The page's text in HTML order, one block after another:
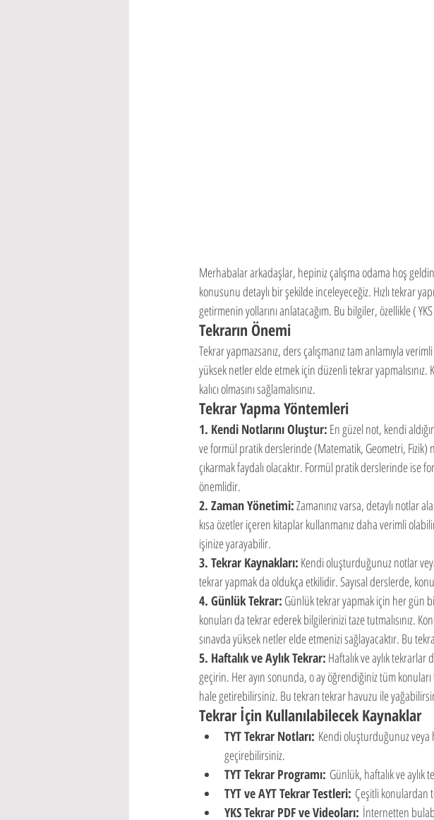
Merhabalar arkadaşlar, hepiniz çalışma odama hoş
konusunu detaylı bir şekilde inceleyeceğiz. Hızlı tekrar
getirmenin yollarını anlatacağım. Bu bilgiler, özellikle (
Tekrarın Önemi
Tekrar yapmazsanız, ders çalışmanız tam anlamıyla
yüksek netler elde etmek için düzenli tekrar
kalıcı olmasını sağlamalısınız.
Tekrar Yapma Yöntemleri
1. Kendi Notlarını Oluştur: En güzel not, kendi
ve formül pratik derslerinde (Matematik, Geometri,
çıkarmak faydalı olacaktır. Formül pratik derslerinde ise
önemlidir.
2. Zaman Yönetimi: Zamanınız varsa, detaylı notlar
kısa özetler içeren kitaplar kullanmanız daha verimli
işinize yarayabilir.
3. Tekrar Kaynakları: Kendi oluşturduğunuz notlar
tekrar yapmak da oldukça etkilidir. Sayısal derslerde,
4. Günlük Tekrar: Günlük tekrar yapmak için her gün
konuları da tekrar ederek bilgilerinizi taze tutmalısınız.
sınavda yüksek netler elde etmenizi sağlayacaktır. Bu
5. Haftalık ve Aylık Tekrar: Haftalık ve aylık
geçirin. Her ayın sonunda, o ay öğrendiğiniz tüm
hale getirebilirsiniz. Bu tekrarı tekrar havuzu ile
Tekrar İçin Kullanılabilecek Kaynaklar
TYT Tekrar Notları: Kendi oluşturduğunuz veya
geçirebilirsiniz.
TYT Tekrar Programı: Günlük, haftalık ve
TYT ve AYT Tekrar Testleri: Çeşitli konulardan
YKS Tekrar PDF ve Videoları: İnternetten